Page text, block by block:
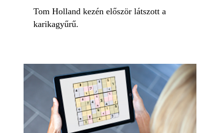
Tom Holland kezén először látszott a
karikagyűrű.